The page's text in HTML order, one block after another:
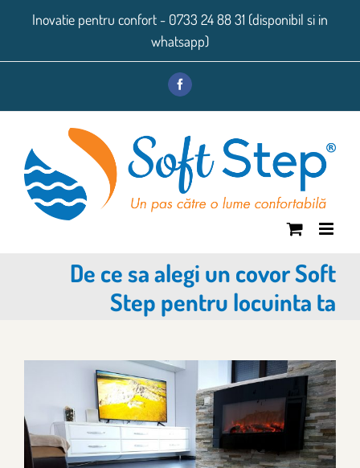
content
Inovatie pentru confort - 0733 24 88 31 (disponibil si in
whatsapp)
Facebook
De ce sa alegi un covor Soft
Step pentru locuinta ta
Image